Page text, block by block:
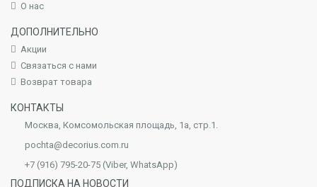
О нас
ДОПОЛНИТЕЛЬНО
Акции
Связаться с нами
Возврат товара
КОНТАКТЫ
Москва, Комсомольская площадь, 1а, стр.1.
pochta@decorius.com.ru
+7 (916) 795-20-75 (Viber, WhatsApp)
ПОДПИСКА НА НОВОСТИ